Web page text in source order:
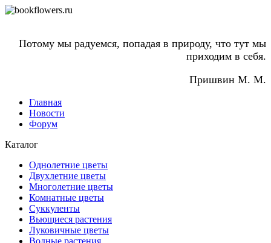
Потому мы радуемся, попадая в природу, что тут мы
приходим в себя.
Пришвин М. М.
Главная
Новости
Форум
Каталог
Однолетние цветы
Двухлетние цветы
Многолетние цветы
Комнатные цветы
Суккуленты
Вьющиеся растения
Луковичные цветы
Водные растения